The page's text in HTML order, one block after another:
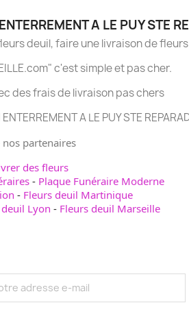
A LE PUY STE
deuil, faire une livraison de
c'est simple et pas cher.
des frais de livraison pas chers
A LE PUY STE
nos partenaires
des fleurs
- Plaque Funéraire Moderne
- Fleurs deuil Martinique
Lyon - Fleurs deuil Marseille